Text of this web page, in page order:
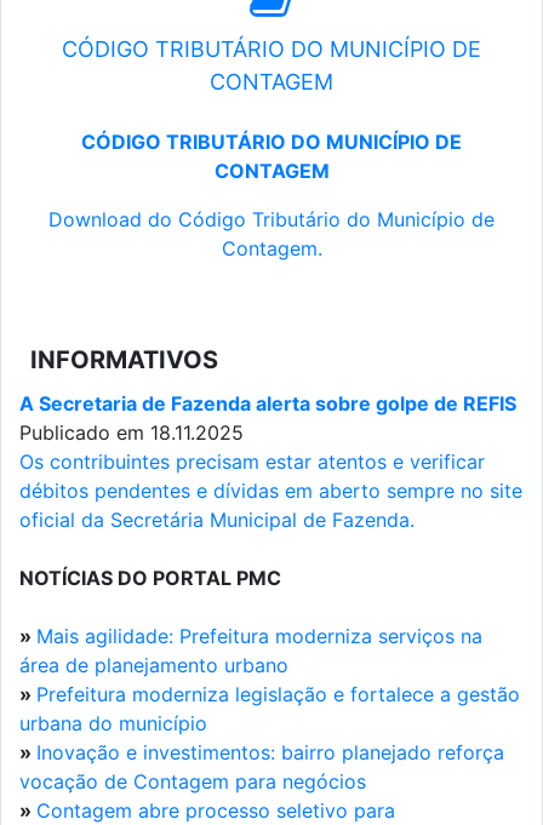
CÓDIGO TRIBUTÁRIO DO MUNICÍPIO DE
CONTAGEM
CÓDIGO TRIBUTÁRIO DO MUNICÍPIO DE
CONTAGEM
Download do Código Tributário do Município de
Contagem.
INFORMATIVOS
A Secretaria de Fazenda alerta sobre golpe de REFIS
Publicado em 18.11.2025
Os contribuintes precisam estar atentos e verificar
débitos pendentes e dívidas em aberto sempre no site
oficial da Secretária Municipal de Fazenda.
NOTÍCIAS DO PORTAL PMC
» Mais agilidade: Prefeitura moderniza serviços na
área de planejamento urbano
» Prefeitura moderniza legislação e fortalece a gestão
urbana do município
» Inovação e investimentos: bairro planejado reforça
vocação de Contagem para negócios
» Contagem abre processo seletivo para